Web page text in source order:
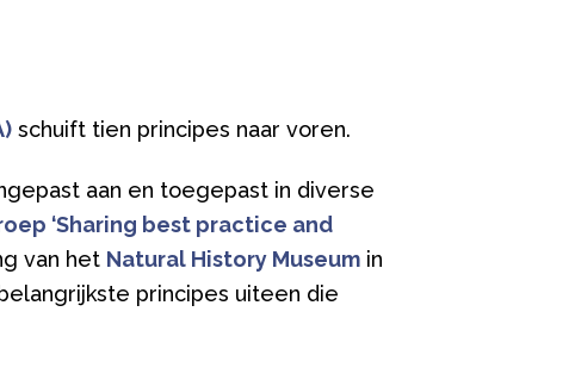
schuift tien principes naar voren.
aan en toegepast in diverse
‘Sharing best practice and
van het Natural History Museum in
principes uiteen die